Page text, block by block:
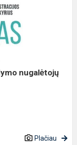
nugalėtojų
Plačiau